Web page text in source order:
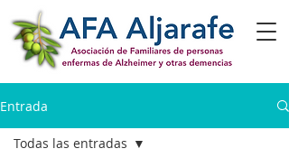
Entrada
Todas las entradas